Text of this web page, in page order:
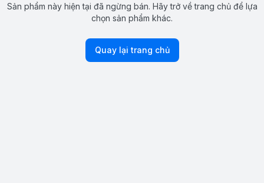
Sản phẩm này hiện tại đã ngừng bán. Hãy trở về trang chủ để lựa
chọn sản phẩm khác.
Quay lại trang chủ